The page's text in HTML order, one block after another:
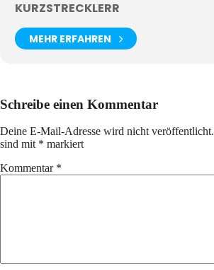
KURZSTRECKLERR
MEHR ERFAHREN
Schreibe einen Kommentar
Deine E-Mail-Adresse wird nicht veröffentlicht.
sind mit * markiert
Kommentar *